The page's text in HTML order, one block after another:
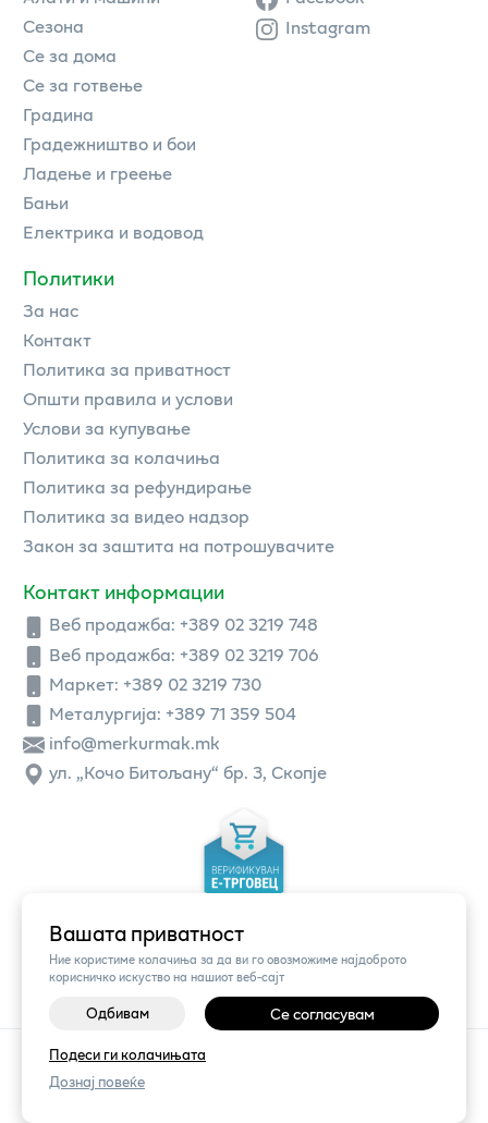
Вашата приватност
Ние користиме колачиња за да ви го овозможиме најдоброто
корисничко искуство на нашиот веб-сајт
Одбивам Се согласувам
Подеси ги колачињата
Дознај повеќе
Сезона
Се за дома
Се за готвење
Градина
Градежништво и бои
Ладење и греење
Бањи
Електрика и водовод
Политики
За нас
Контакт
Политика за приватност
Општи правила и услови
Услови за купување
Политика за колачиња
Политика за рефундирање
Политика за видео надзор
Закон за заштита на потрошувачите
Контакт информации
Веб продажба: +389 02 3219 748
Веб продажба: +389 02 3219 706
Маркет: +389 02 3219 730
Металургија: +389 71 359 504
info@merkurmak.mk
ул. „Кочо Битољану“ бр. 3, Скопје
Instagram
©2026
Поставки за колачиња